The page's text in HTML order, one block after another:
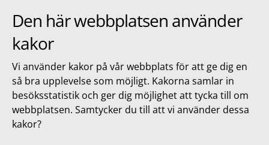
Den här webbplatsen använder
kakor
Vi använder kakor på vår webbplats för att ge dig en
så bra upplevelse som möjligt. Kakorna samlar in
besöksstatistik och ger dig möjlighet att tycka till om
webbplatsen. Samtycker du till att vi använder dessa
kakor?